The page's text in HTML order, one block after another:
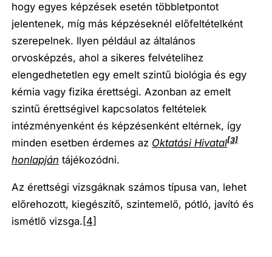
hogy egyes képzések esetén többletpontot
jelentenek, míg más képzéseknél előfeltételként
szerepelnek. Ilyen például az általános
orvosképzés, ahol a sikeres felvételihez
elengedhetetlen egy emelt szintű biológia és egy
kémia vagy fizika érettségi. Azonban az emelt
szintű érettségivel kapcsolatos feltételek
intézményenként és képzésenként eltérnek, így
minden esetben érdemes az Oktatási Hivatal[3]
honlapján tájékozódni.
Az érettségi vizsgáknak számos típusa van, lehet
előrehozott, kiegészítő, szintemelő, pótló, javító és
ismétlő vizsga. [4]